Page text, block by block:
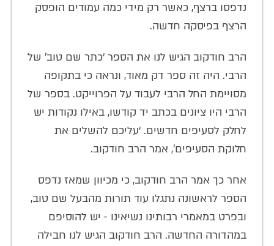
נדפסו ברצף, כאשר רק מידי כמה עמודים הופסק
הרצף בפיסקה חדשה.
הרב חודקוב הגיש לנו את הספר ‘כתר שם טוב’ של
הרבי. היה זה ספר דק מאוד, ונראה כי בתקופה
מסויימת החל הרבי לעבוד על הפרוייקט. בספר של
הרבי היו ציונים בכתב יד קודשו, באילו נקודות יש
לחלק לסעיפים חדשים. ‘עליכם להשלים את
חלוקת הסעיפים’, אמר הרב חודקוב.
אחר כך אמר הרב חודקוב, כי מכיוון שמאז נדפס
הספר לראשונה נתגלו עוד תורות מהבעל שם טוב,
ובפרט במאמרי רבותינו נשיאינו - יש להוסיפם
במהדורה החדשה. הרב חודקוב הגיש לנו חבילה